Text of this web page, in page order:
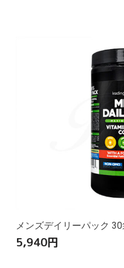
メンズデイリーパック 30
5,940円